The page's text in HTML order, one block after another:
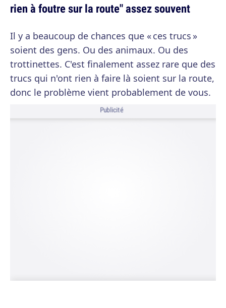
rien à foutre sur la route" assez souvent
Il y a beaucoup de chances que « ces trucs »
soient des gens. Ou des animaux. Ou des
trottinettes. C'est finalement assez rare que des
trucs qui n'ont rien à faire là soient sur la route,
donc le problème vient probablement de vous.
Publicité